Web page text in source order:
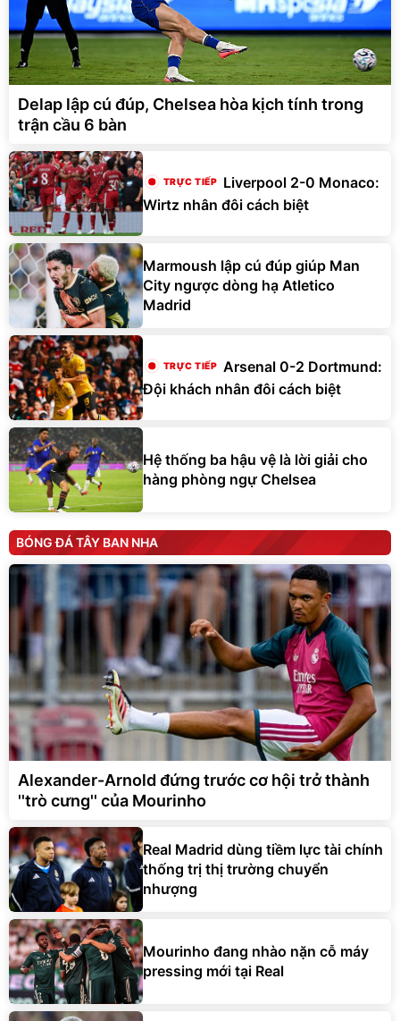
Delap lập cú đúp, Chelsea hòa kịch tính trong
trận cầu 6 bàn
Liverpool 2-0 Monaco:
Wirtz nhân đôi cách biệt
Marmoush lập cú đúp giúp Man
City ngược dòng hạ Atletico
Madrid
Arsenal 0-2 Dortmund:
Đội khách nhân đôi cách biệt
Hệ thống ba hậu vệ là lời giải cho
hàng phòng ngự Chelsea
BÓNG ĐÁ TÂY BAN NHA
Alexander-Arnold đứng trước cơ hội trở thành
''trò cưng'' của Mourinho
Real Madrid dùng tiềm lực tài chính
thống trị thị trường chuyển
nhượng
Mourinho đang nhào nặn cỗ máy
pressing mới tại Real